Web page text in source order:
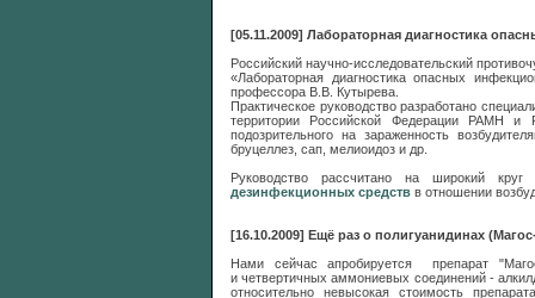
[05.11.2009] Лабораторная диагностика
Российский научно-исследовательский
«Лабораторная диагностика опасных
профессора В.В. Кутырева.
Практическое руководство разработано
территории Российской Федерации РАМН и
подозрительного на зараженность
бруцеллез, сап, мелиоидоз и др.
Руководство рассчитано на широкий круг
дезинфекционных средств в отношении
[16.10.2009] Ещё раз о полигуанидинах
Нами сейчас апробируется препарат
и четвертичных аммониевых соединений -
относительно невысокая стоимость